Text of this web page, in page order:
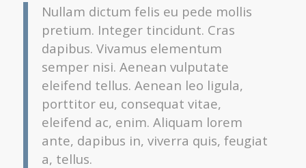
Nullam dictum felis eu pede mollis
pretium. Integer tincidunt. Cras
dapibus. Vivamus elementum
semper nisi. Aenean vulputate
eleifend tellus. Aenean leo ligula,
porttitor eu, consequat vitae,
eleifend ac, enim. Aliquam lorem
ante, dapibus in, viverra quis, feugiat
a, tellus.